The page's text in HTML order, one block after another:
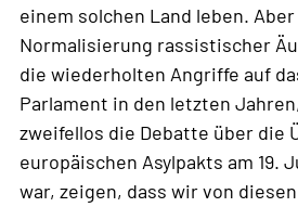
einem solchen Land leben.
Normalisierung rassistischer
die wiederholten Angriffe auf
Parlament in den letzten
zweifellos die Debatte über die
europäischen Asylpakts am 19.
war, zeigen, dass wir von